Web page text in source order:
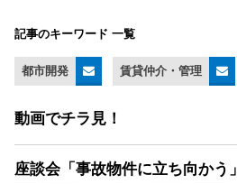
記事のキーワード 一覧
都市開発 賃貸仲介・管理
動画でチラ見！
座談会「事故物件に立ち向かう」